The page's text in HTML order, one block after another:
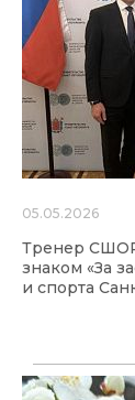
05.05.2026
Тренер
знаком «За
и спорта